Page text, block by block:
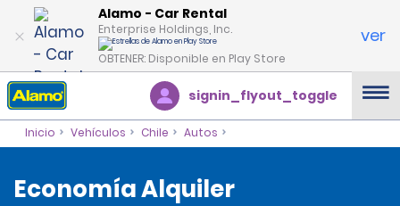
Alamo - Car Rental
Enterprise Holdings, Inc.
OBTENER: Disponible en Play Store
ver
signin_flyout_toggle
Inicio Vehículos Chile Autos
Economía Alquiler